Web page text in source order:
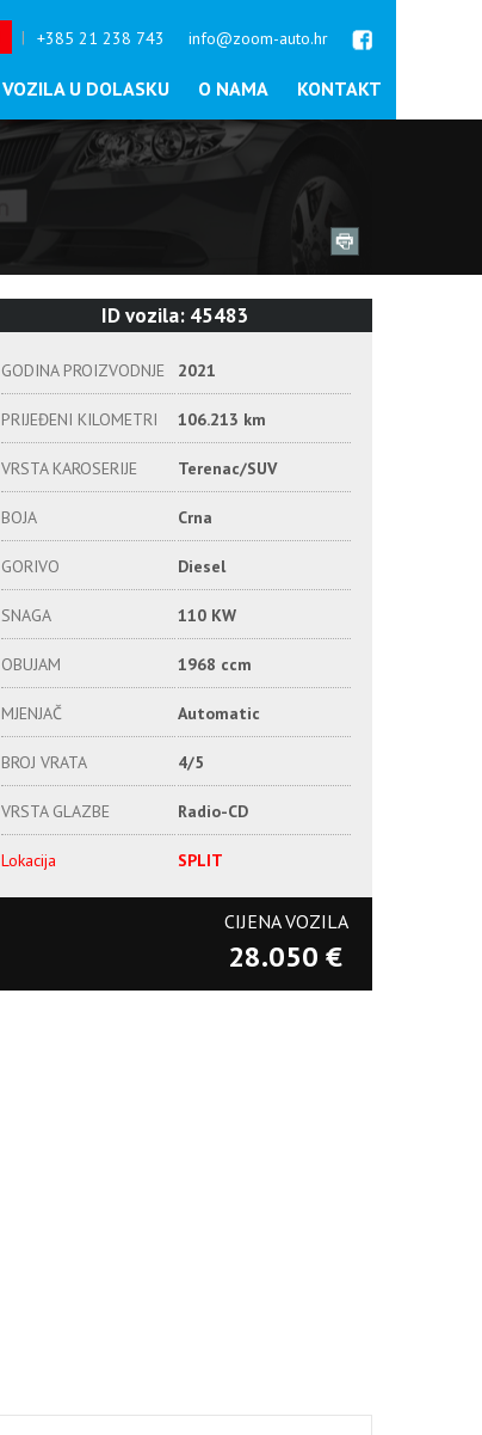
info@zoom-auto.hr
+385 21 238 743
|
VOZILA U DOLASKU O NAMA KONTAKT
ID vozila: 45483
GODINA PROIZVODNJE 2021
PRIJEĐENI KILOMETRI 106.213 km
VRSTA KAROSERIJE Terenac/SUV
BOJA Crna
GORIVO Diesel
SNAGA 110 KW
OBUJAM 1968 ccm
MJENJAČ Automatic
BROJ VRATA 4/5
VRSTA GLAZBE Radio-CD
Lokacija SPLIT
CIJENA VOZILA
28.050 €